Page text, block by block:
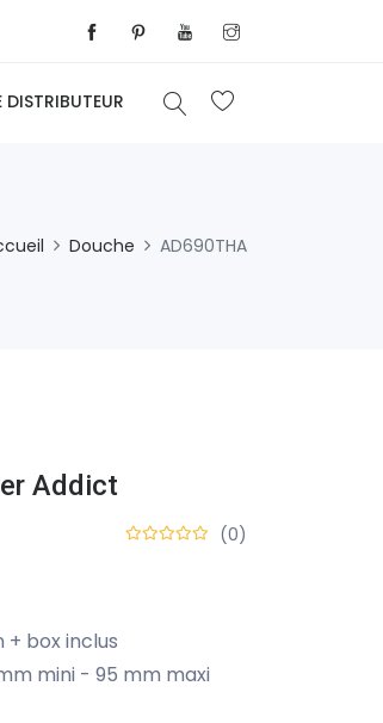
DISTRIBUTEUR
Douche AD690THA
Addict
(0)
box inclus
mini - 95 mm maxi